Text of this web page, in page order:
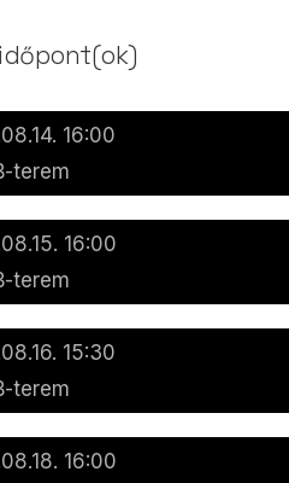
16:00
terem
16:00
terem
15:30
terem
16:00